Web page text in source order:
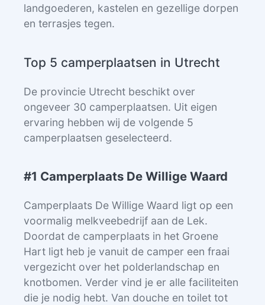
landgoederen, kastelen en gezellige dorpen
en terrasjes tegen.
Top 5 camperplaatsen in Utrecht
De provincie Utrecht beschikt over
ongeveer 30 camperplaatsen. Uit eigen
ervaring hebben wij de volgende 5
camperplaatsen geselecteerd.
#1 Camperplaats De Willige Waard
Camperplaats De Willige Waard ligt op een
voormalig melkveebedrijf aan de Lek.
Doordat de camperplaats in het Groene
Hart ligt heb je vanuit de camper een fraai
vergezicht over het polderlandschap en
knotbomen. Verder vind je er alle faciliteiten
die je nodig hebt. Van douche en toilet tot